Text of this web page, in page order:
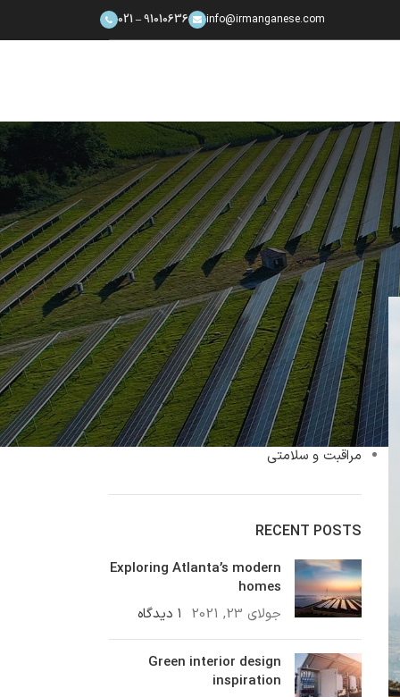
info@irmanganese.com
91010636 – 021
CATEGORIES
Decoration
Design trends
Furniture
Inspiration
آرایشی و زیبایی
تناسب اندام و تغذیه
دسته‌بندی نشده
سبک زندگی
محصولات بهداشتی
مراقبت و سلامتی
RECENT POSTS
Exploring Atlanta’s modern
homes
جولای 23, 2021
۱ دیدگاه
Green interior design
inspiration